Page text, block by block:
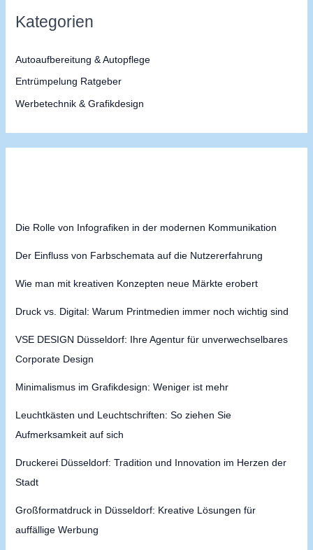
Kategorien
Autoaufbereitung & Autopflege
Entrümpelung Ratgeber
Werbetechnik & Grafikdesign
Die Rolle von Infografiken in der modernen Kommunikation
Der Einfluss von Farbschemata auf die Nutzererfahrung
Wie man mit kreativen Konzepten neue Märkte erobert
Druck vs. Digital: Warum Printmedien immer noch wichtig sind
VSE DESIGN Düsseldorf: Ihre Agentur für unverwechselbares
Corporate Design
Minimalismus im Grafikdesign: Weniger ist mehr
Leuchtkästen und Leuchtschriften: So ziehen Sie
Aufmerksamkeit auf sich
Druckerei Düsseldorf: Tradition und Innovation im Herzen der
Stadt
Großformatdruck in Düsseldorf: Kreative Lösungen für
auffällige Werbung